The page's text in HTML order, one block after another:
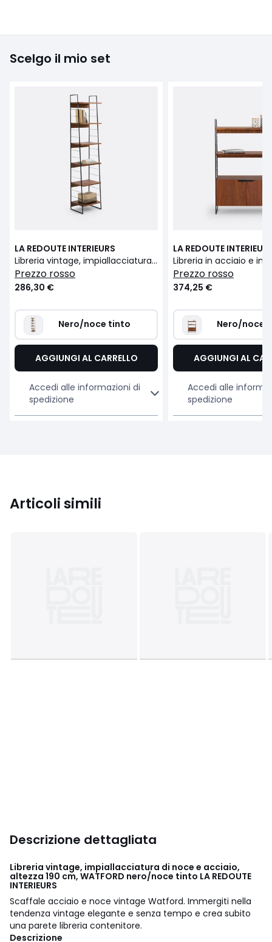
Scelgo il mio set
LA REDOUTE INTERIEURS
Libreria vintage, impiallacciatura di noce, WATFORD
prezzo rosso
286,30 €
Nero/noce tinto
AGGIUNGI AL CARRELLO
Accedi alle informazioni di
spedizione
LA REDOUTE
prezzo rosso
374,25 €
Nero/noce
AGGIUNGI AL
Accedi alle
spedizione
Articoli simili
Descrizione dettagliata
Libreria vintage, impiallacciatura di noce e acciaio,
altezza 190 cm, WATFORD nero/noce tinto LA REDOUTE
INTERIEURS
Scaffale acciaio e noce vintage Watford. Immergiti nella
tendenza vintage elegante e senza tempo e crea subito
una parete libreria contenitore.
Descrizione